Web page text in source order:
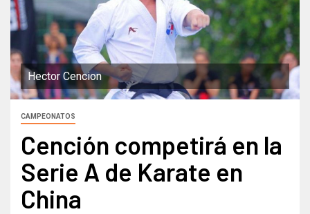
Hector Cencion
CAMPEONATOS
Cención competirá en la
Serie A de Karate en
China